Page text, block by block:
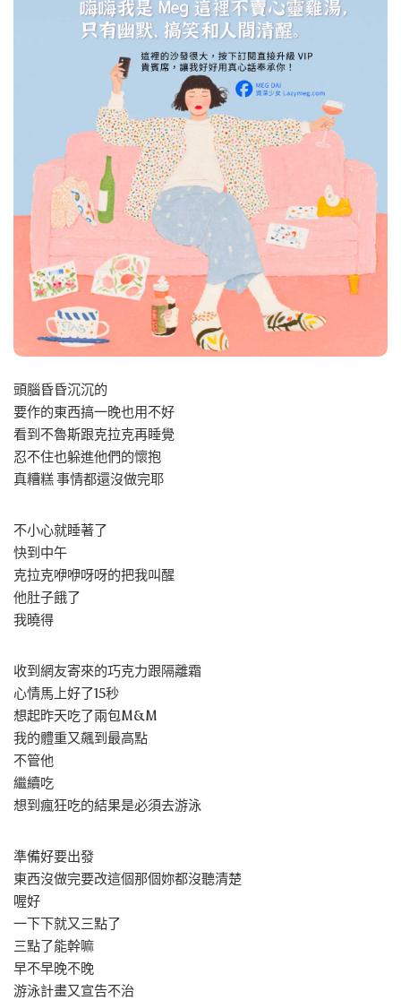
頭腦昏昏沉沉的
要作的東西搞一晚也用不好
看到不魯斯跟克拉克再睡覺
忍不住也躲進他們的懷抱
真糟糕 事情都還沒做完耶
不小心就睡著了
快到中午
克拉克咿咿呀呀的把我叫醒
他肚子餓了
我曉得
收到網友寄來的巧克力跟隔離霜
心情馬上好了15秒
想起昨天吃了兩包M&M
我的體重又飆到最高點
不管他
繼續吃
想到瘋狂吃的結果是必須去游泳
準備好要出發
東西沒做完要改這個那個妳都沒聽清楚
喔好
一下下就又三點了
三點了能幹嘛
早不早晚不晚
游泳計畫又宣告不治